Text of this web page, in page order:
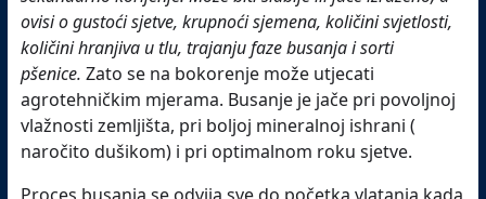
ovisi o gustoći sjetve, krupnoći sjemena, količini svjetlosti,
količini hranjiva u tlu, trajanju faze busanja i sorti
pšenice. Zato se na bokorenje može utjecati
agrotehničkim mjerama. Busanje je jače pri povoljnoj
vlažnosti zemljišta, pri boljoj mineralnoj ishrani (
naročito dušikom) i pri optimalnom roku sjetve.